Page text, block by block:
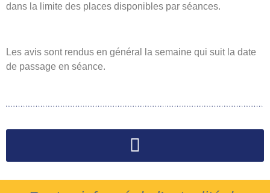
dans la limite des places disponibles par séances.
Les avis sont rendus en général la semaine qui suit la date
de passage en séance.